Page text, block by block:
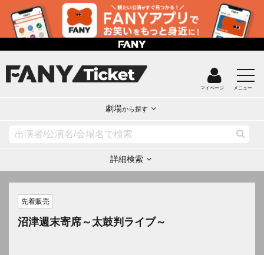
マイページ メニュー
劇場から探す
詳細検索
先着販売
沼津週末寄席～太鼓判ライブ～